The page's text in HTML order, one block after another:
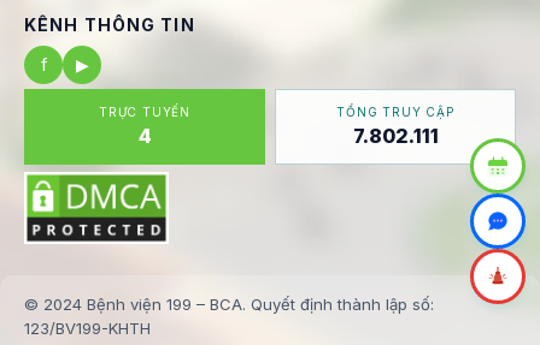
KÊNH THÔNG TIN
f
▶
TRỰC TUYẾN
4
TỔNG TRUY CẬP
7.802.111
© 2024 Bệnh viện 199 – BCA. Quyết định thành lập số:
123/BV199-KHTH